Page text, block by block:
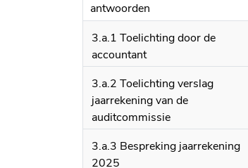
antwoorden
3.a.1 Toelichting door de
accountant
3.a.2 Toelichting verslag
jaarrekening van de
auditcommissie
3.a.3 Bespreking jaarrekening
2025